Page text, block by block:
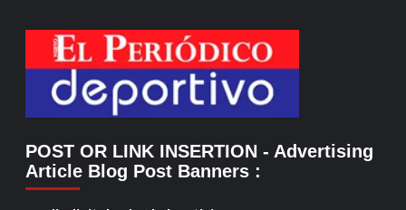
POST OR LINK INSERTION - Advertising
Article Blog Post Banners :